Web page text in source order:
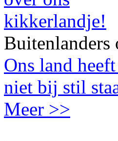
Ons land
niet bij stil
Meer >>